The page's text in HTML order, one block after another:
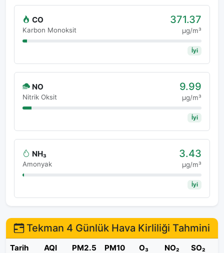
CO
Karbon Monoksit
371.37
μg/m³
İyi
NO
Nitrik Oksit
9.99
μg/m³
İyi
NH₃
Amonyak
3.43
μg/m³
İyi
Tekman 4 Günlük Hava Kirliliği Tahmini
Tarih AQI PM2.5 PM10 O₃ NO₂ SO₂